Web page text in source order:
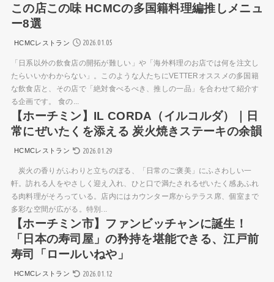
この店この味 HCMCの多国籍料理編推しメニュ
ー8選
HCMCレストラン 2026.01.05
「日系以外の飲食店の開拓が難しい」や「海外料理のお店では何を注文し
たらいいかわからない」。このような人たちにVETTERオススメの多国籍
な飲食店と、その店で「絶対食べるべき、推しの一品」を合わせて紹介す
る企画です。 食の...
【ホーチミン】IL CORDA（イルコルダ）｜日
常にぜいたくを添える 炭火焼きステーキの余韻
HCMCレストラン 2026.01.29
炭火の香りがふわりと立ちのぼる、「日常のご褒美」にふさわしい一
軒。訪れる人をやさしく迎え入れ、ひと口で満たされるぜいたく感あふれ
る肉料理がそろっている。店内にはカウンター席からテラス席、個室まで
多彩な空間が広がる。特別...
【ホーチミン市】ファンビッチャンに誕生！
「日本の寿司屋」の矜持を堪能できる、江戸前
寿司「ロールいねや」
HCMCレストラン 2026.01.12